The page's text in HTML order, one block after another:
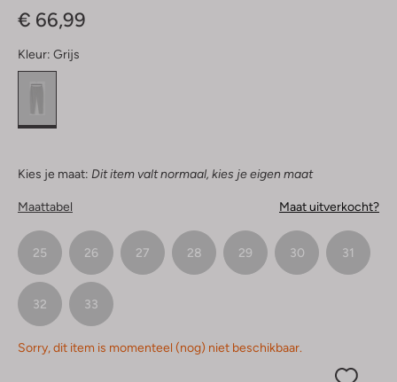
€ 66,99
Kleur: Grijs
Kies je maat: Dit item valt normaal, kies je eigen maat
Maattabel Maat uitverkocht?
25 26 27 28 29 30 31
32 33
Sorry, dit item is momenteel (nog) niet beschikbaar.